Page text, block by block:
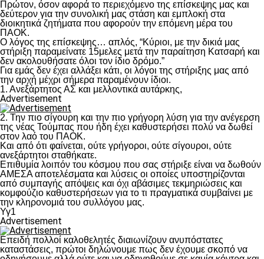
Πρώτον, όσον αφορά το περιεχόμενο της επίσκεψης μας και
δεύτερον για την συνολική μας στάση και εμπλοκή στα
διοικητικά ζητήματα που αφορούν την επόμενη μέρα του
ΠΑΟΚ.
Ο λόγος της επίσκεψης… απλός, “Κύριοι, με την δικιά μας
στήριξη παραμείνατε 15μελες μετά την παραίτηση Κατσαρή και
δεν ακολουθήσατε όλοι τον ίδιο δρόμο.”
Για εμάς δεν έχει αλλάξει κάτι, οι λόγοι της στήριξης μας από
την αρχή μέχρι σήμερα παραμένουν ίδιοι.
1. Ανεξάρτητος ΑΣ και μελλοντικά αυτάρκης,
Advertisement
2. Την πιο σίγουρη και την πιο γρήγορη λύση για την ανέγερση
της νέας Τούμπας που ήδη έχει καθυστερήσει πολύ να δωθεί
στον λαό του ΠΑΟΚ.
Και από ότι φαίνεται, ούτε γρήγοροι, ούτε σίγουροι, ούτε
ανεξάρτητοι σταθήκατε.
Επιθυμία λοιπόν του κόσμου που σας στήριξε είναι να δωθούν
ΑΜΕΣΑ αποτελέσματα και λύσεις οι οποίες υποστηρίζονται
από συμπαγής απόψεις και όχι αβάσιμες τεκμηριώσεις και
κομφούζιο καθυστερήσεων για το τι πραγματικά συμβαίνει με
την κληρονομιά του συλλόγου μας.
Υγ1
Advertisement
Επειδή πολλοί καλοθελητές διαιωνίζουν ανυπόστατες
καταστάσεις, πρώτοι δηλώνουμε πως δεν έχουμε σκοπό να